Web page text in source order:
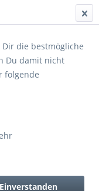
Dir die bestmögliche
Du damit nicht
folgende
Einverstanden